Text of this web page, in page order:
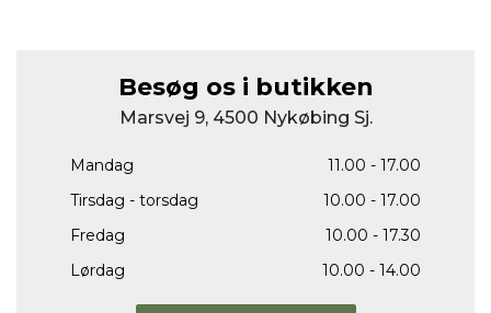
Besøg os i butikken
Marsvej 9, 4500 Nykøbing Sj.
Mandag
11.00 - 17.00
Tirsdag - torsdag
10.00 - 17.00
Fredag
10.00 - 17.30
Lørdag
10.00 - 14.00